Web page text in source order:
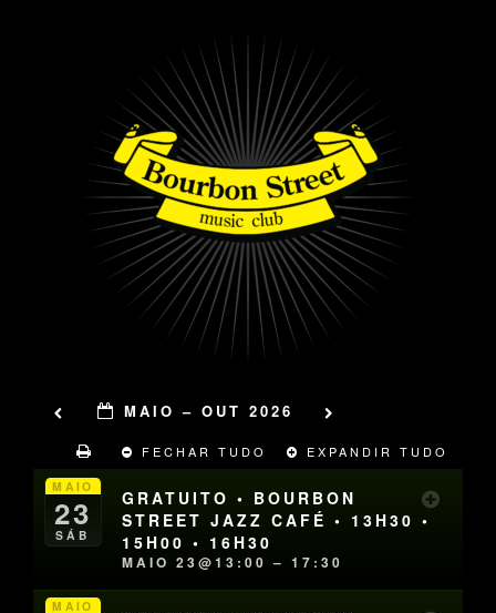
MAIO – OUT 2026
FECHAR TUDO EXPANDIR TUDO
MAIO
23
SÁB
GRATUITO • BOURBON
STREET JAZZ CAFÉ • 13H30 •
15H00 • 16H30
MAIO 23@13:00 – 17:30
MAIO